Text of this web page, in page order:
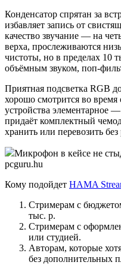
Конденсатор спрятан за
избавляет запись от
качество звучание — на
верха, прослеживаются
чистоты, но в пределах 10
объёмным звуком, поп-
Приятная подсветка RGB
хорошо смотрится во
устройства элементарное
придаёт комплектный
хранить или перевозить
Микрофон в кейсе не
pcguru.hu
Кому подойдет HAMA
Стримерам с
тыс. р.
Стримерам с
или студией.
Авторам, которые
без дополнительных